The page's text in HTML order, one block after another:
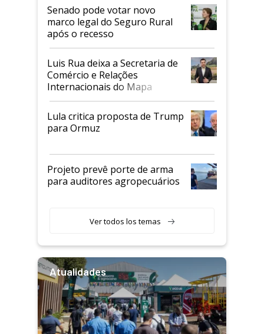
Senado pode votar novo
marco legal do Seguro Rural
após o recesso
Luis Rua deixa a Secretaria de
Comércio e Relações
Internacionais do Mapa
Lula critica proposta de Trump
para Ormuz
Projeto prevê porte de arma
para auditores agropecuários
Ver todos los temas
Atualidades